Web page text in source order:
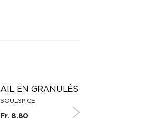
AIL EN GRANULÉS
SOULSPICE
Fr. 8.80